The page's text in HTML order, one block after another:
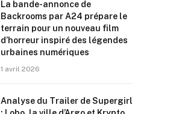
La bande-annonce de
Backrooms par A24 prépare le
terrain pour un nouveau film
d’horreur inspiré des légendes
urbaines numériques
1 avril 2026
Analyse du Trailer de Supergirl